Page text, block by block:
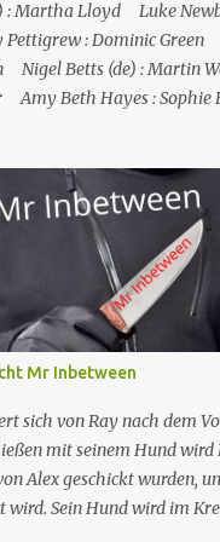
: Martha Lloyd Luke
: Dominic Green
Nigel Betts (de) : Martin
Amy Beth Hayes :
und Steve musste sie
öffnen. Im St. Marie's
dem Schmuggel von Rum
seinem Tod
einer Schusswunde, die
Selbstmord aus,
hindeutet, dass der
und sich da...
Mr Inbetween
sich von Ray nach dem
mit seinem Hund
Alex geschickt wurden,
wird. Sein Hund wird im